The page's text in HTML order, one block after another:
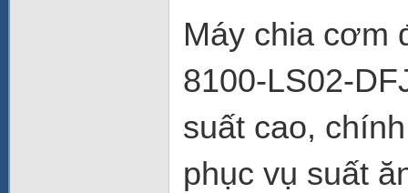
Máy chia cơm
8100-LS02-
suất cao,
phục vụ suất